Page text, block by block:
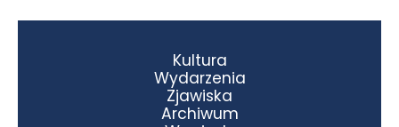
Kultura
Wydarzenia
Zjawiska
Archiwum